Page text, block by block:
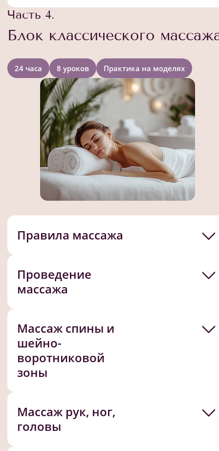
Часть 4.
Блок классического
24 часа 8 уроков Практика на моделях
Правила массажа
Проведение
массажа
Массаж спины и
шейно-
воротниковой
зоны
Массаж рук, ног,
головы